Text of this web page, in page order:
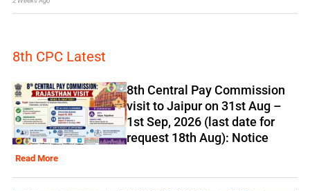
8th CPC Latest
8th Central Pay Commission
visit to Jaipur on 31st Aug –
1st Sep, 2026 (last date for
request 18th Aug): Notice
Read More